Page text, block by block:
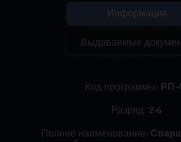
Информация
Выдаваемые
Код программы: РП-
Разряд: 2-6
Полное наименование: